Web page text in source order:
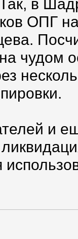
в
ОПГ
чудом
и